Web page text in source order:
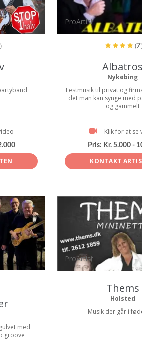
ProArtist
Albatros
Nykøbing
Festmusik til privat og
det man kan synge med
og gammelt
Klik for at se
Pris: Kr. 5.000 -
KONTAKT
med
groove
ProArtist
Thems
Holsted
Musik der går i